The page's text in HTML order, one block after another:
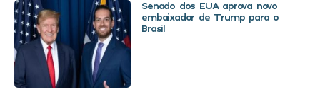
Senado dos EUA aprova novo
embaixador de Trump para o
Brasil